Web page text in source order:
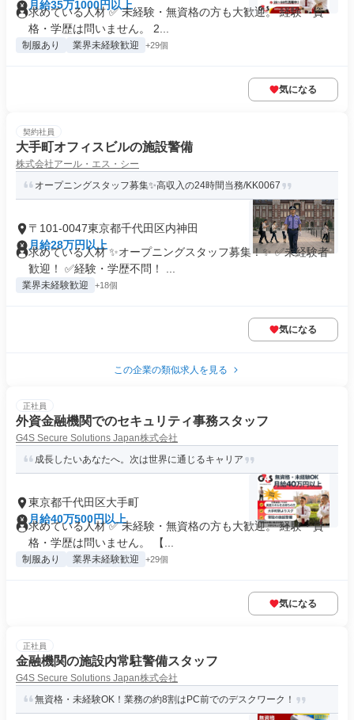
月給35万1000円以上
求めている人材 ✅ 未経験・無資格の方も大歓迎。 経験・資
格・学歴は問いません。 2...
制服あり 業界未経験歓迎 +29個
気になる
契約社員
大手町オフィスビルの施設警備
株式会社アール・エス・シー
オープニングスタッフ募集✨高収入の24時間当務/KK0067
〒101-0047東京都千代田区内神田
月給28万円以上
求めている人材 ✨オープニングスタッフ募集！✨ ✅未経験者
歓迎！ ✅経験・学歴不問！ ...
業界未経験歓迎 +18個
気になる
この企業の類似求人を見る
正社員
外資金融機関でのセキュリティ事務スタッフ
G4S Secure Solutions Japan株式会社
成長したいあなたへ。次は世界に通じるキャリア
東京都千代田区大手町
月給40万500円以上
求めている人材 ✅ 未経験・無資格の方も大歓迎。 経験・資
格・学歴は問いません。 【...
制服あり 業界未経験歓迎 +29個
気になる
正社員
金融機関の施設内常駐警備スタッフ
G4S Secure Solutions Japan株式会社
無資格・未経験OK！業務の約8割はPC前でのデスクワーク！